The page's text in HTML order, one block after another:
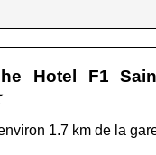
Hotel F1
1.7 km de la